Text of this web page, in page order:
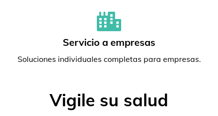
Servicio a empresas
Soluciones individuales completas para empresas.
Vigile su salud